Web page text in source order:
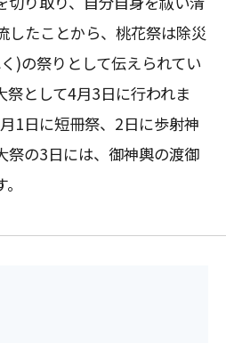
したことから、桃花祭は除災
)の祭りとして伝えられてい
祭として4月3日に行われま
1日に短冊祭、2日に歩射神
祭の3日には、御神輿の渡御